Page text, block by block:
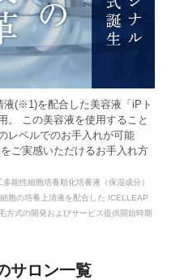
(※1)を配合した美容液「iPト
。 この美容液を使用すること
レベルでのお手入れが可能
ご実感いただけるお手入れ方
能性細胞培養順化培養液（保湿成分）
胞の培養上清液を配合した ICELLEAP
方式の開発およびサービス提供開始時期
サロン一覧